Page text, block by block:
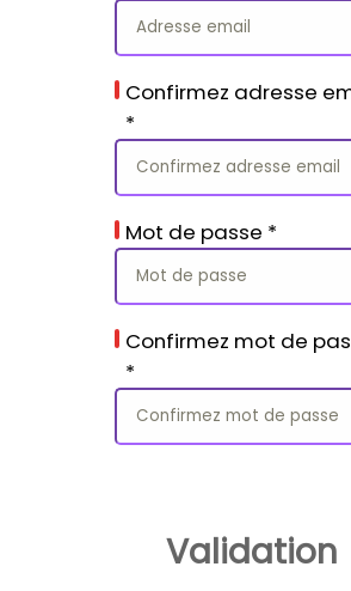
Confirmez adresse
*
Mot de passe *
Confirmez mot de
*
Validation